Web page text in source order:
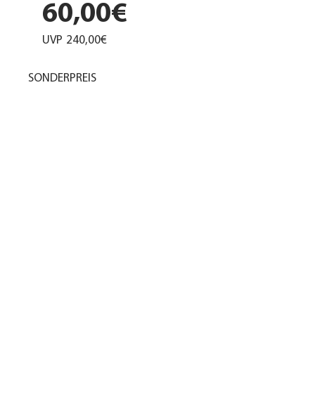
60,00€
UVP 240,00€
SONDERPREIS